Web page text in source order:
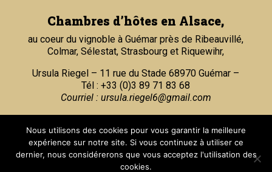
Chambres d’hôtes en Alsace,
au coeur du vignoble à Guémar près de Ribeauvillé,
Colmar, Sélestat, Strasbourg et Riquewihr,
Ursula Riegel – 11 rue du Stade 68970 Guémar –
Tél : +33 (0)3 89 71 83 68
Courriel : ursula.riegel6@gmail.com
Nous utilisons des cookies pour vous garantir la meilleure
expérience sur notre site. Si vous continuez à utiliser ce
dernier, nous considérerons que vous acceptez l'utilisation des
cookies.